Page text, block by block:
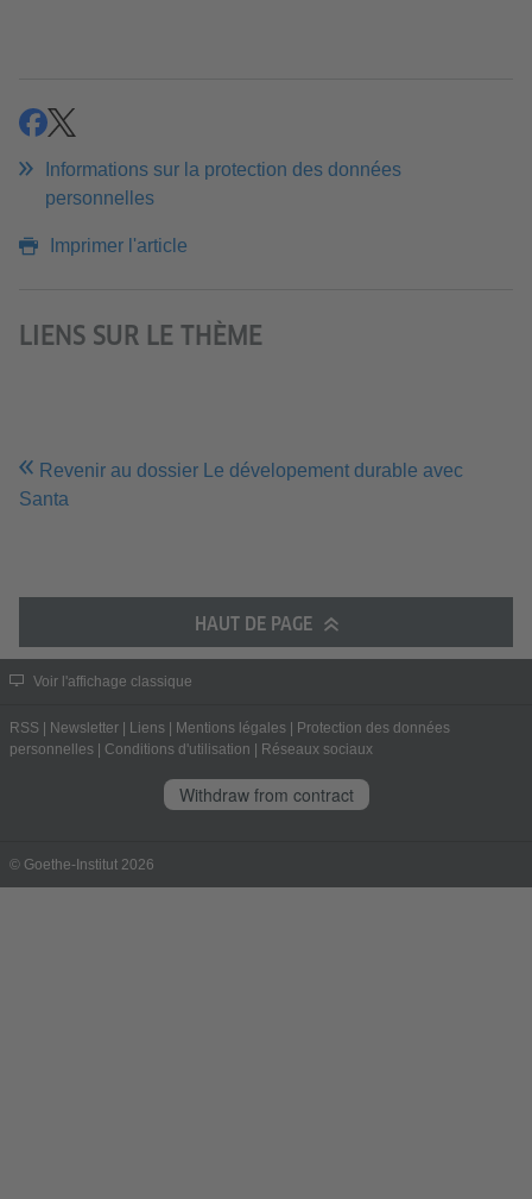
partagerpartager
Informations sur la protection des données
personnelles
Imprimer l'article
LIENS SUR LE THÈME
Revenir au dossier Le dévelopement durable avec
Santa
HAUT DE PAGE
Voir l'affichage classique
RSS Newsletter Liens Mentions légales
Protection des données
personnelles
Conditions d'utilisation Réseaux sociaux
Withdraw from contract
© Goethe-Institut 2026